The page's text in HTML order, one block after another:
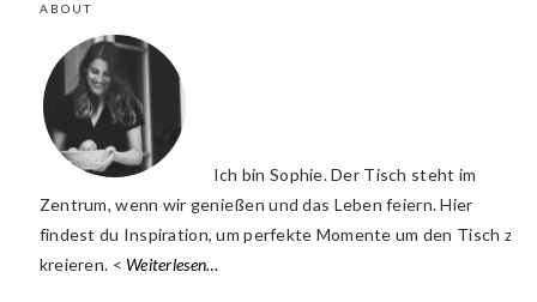
ABOUT
Ich bin Sophie. Der Tisch steht im
Zentrum, wenn wir genießen und das Leben feiern. Hier
findest du Inspiration, um perfekte Momente um den Tisch zu
kreieren. < Weiterlesen…